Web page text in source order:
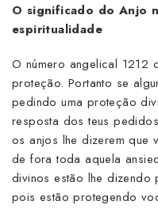
O significado do Anjo
espiritualidade
O número angelical 1212
proteção. Portanto se
pedindo uma proteção
resposta dos teus
os anjos lhe dizerem que
de fora toda aquela
divinos estão lhe dizendo
pois estão protegendo